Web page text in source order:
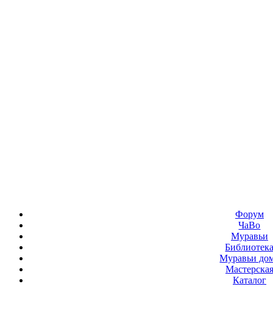
Форум
ЧаВо
Муравьи
Муравьи
Мастерская
Каталог